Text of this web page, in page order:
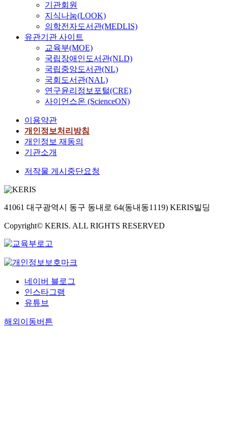
기관회원
지식나눔(LOOK)
의학전자도서관(MEDLIS)
유관기관 사이트
교육부(MOE)
국립장애인도서관(NLD)
국립중앙도서관(NL)
국회도서관(NAL)
연구윤리정보포털(CRE)
사이언스온 (ScienceON)
이용약관
개인정보처리방침
개인정보 재동의
기관소개
저작물 게시중단요청
41061 대구광역시 동구 동내로 64(동내동1119) KERIS빌딩
Copyright© KERIS. ALL RIGHTS RESERVED
네이버 블로그
인스타그램
유튜브
해외이동버튼